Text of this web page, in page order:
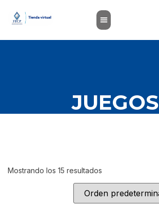
JUEGOS
Mostrando los 15 resultados